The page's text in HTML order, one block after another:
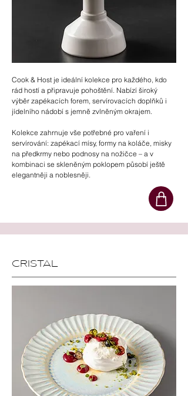
Cook & Host je ideální kolekce pro každého, kdo
rád hostí a připravuje pohoštění. Nabízí široký
výběr zapékacích forem, servírovacích doplňků i
jídelního nádobí s jemně zvlněným okrajem.
Kolekce zahrnuje vše potřebné pro vaření i
servírování: zapékací mísy, formy na koláče, misky
na předkrmy nebo podnosy na nožičce – a v
kombinaci se skleněným poklopem působí ještě
elegantněji a noblesněji.
CRISTAL